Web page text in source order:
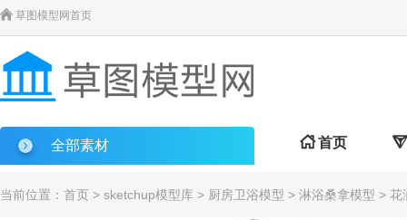
 草图模型网首页
全部素材 首页 
当前位置： 首页 > sketchup模型库 > 厨房卫浴模型 > 淋浴桑拿模型 > 花